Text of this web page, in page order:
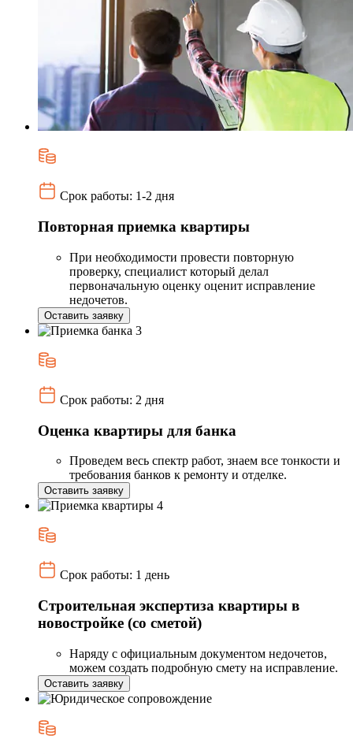
Срок работы: 1-2 дня
Повторная приемка квартиры
При необходимости провести повторную
проверку, специалист который делал
первоначальную оценку оценит исправление
недочетов.
Оставить заявку
Срок работы: 2 дня
Оценка квартиры для банка
Проведем весь спектр работ, знаем все тонкости и
требования банков к ремонту и отделке.
Оставить заявку
Срок работы: 1 день
Строительная экспертиза квартиры в
новостройке (со сметой)
Наряду с официальным документом недочетов,
можем создать подробную смету на исправление.
Оставить заявку